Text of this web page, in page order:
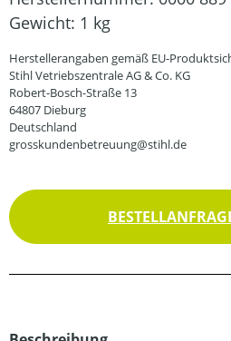
Gewicht: 1 kg
Herstellerangaben gemäß EU-
Stihl Vetriebszentrale AG & Co. KG
Robert-Bosch-Straße 13
64807 Dieburg
Deutschland
grosskundenbetreuung@stihl.de